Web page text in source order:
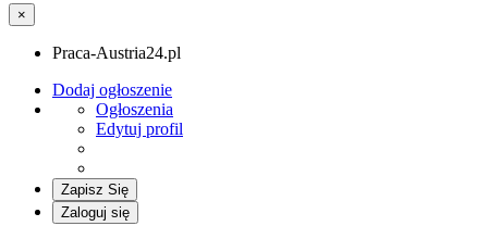
×
Praca-Austria24.pl
Dodaj ogłoszenie
Ogłoszenia
Edytuj profil
Zapisz Się
Zaloguj się